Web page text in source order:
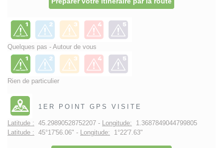
Quelques pas - Autour de vous
Rien de particulier
1ER POINT GPS VISITE
Latitude : 45.29890528752207 - Longitude: 1.3687849044799805
Latitude : 45°17'56.06" - Longitude: 1°22'7.63"